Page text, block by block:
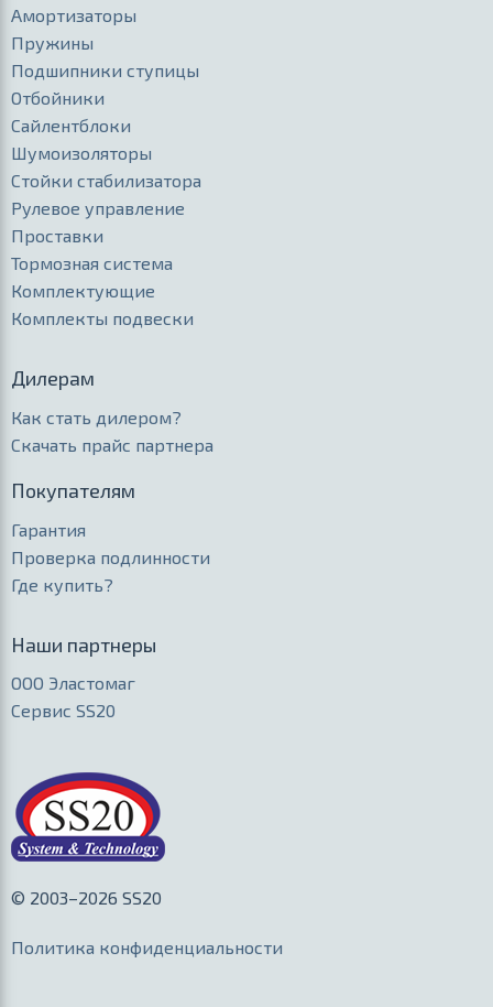
Амортизаторы
Пружины
Подшипники ступицы
Отбойники
Сайлентблоки
Шумоизоляторы
Стойки стабилизатора
Рулевое управление
Проставки
Тормозная система
Комплектующие
Комплекты подвески
Дилерам
Как стать дилером?
Скачать прайс партнера
Покупателям
Гарантия
Проверка подлинности
Где купить?
Наши партнеры
ООО Эластомаг
Сервис SS20
© 2003–2026 SS20
Политика конфиденциальности